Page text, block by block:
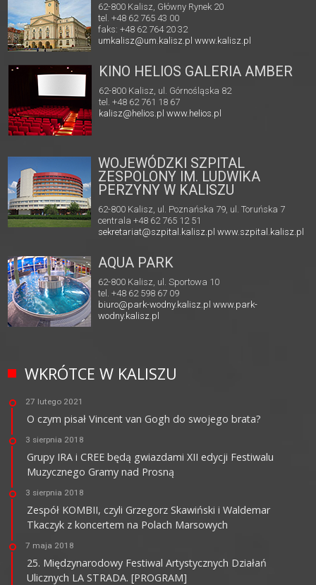
62-800 Kalisz, Główny Rynek 20
tel. +48 62 765 43 00
faks: +48 62 764 20 32
umkalisz@um.kalisz.plwww.kalisz.pl
KINO HELIOS GALERIA AMBER
62-800 Kalisz, ul. Górnośląska 82
tel. +48 62 761 18 67
kalisz@helios.pl www.helios.pl
WOJEWÓDZKI SZPITAL
ZESPOLONY IM. LUDWIKA
PERZYNY W KALISZU
62-800 Kalisz, ul. Poznańska 79, ul. Toruńska 7
centrala +48 62 765 12 51
sekretariat@szpital.kalisz.pl www.szpital.kalisz.pl
AQUA PARK
62-800 Kalisz, ul. Sportowa 10
tel. +48 62 598 67 09
biuro@park-wodny.kalisz.pl www.park-
wodny.kalisz.pl
WKRÓTCE W KALISZU
27 lutego 2021
O czym pisał Vincent van Gogh do swojego brata?
3 sierpnia 2018
Grupy IRA i CREE będą gwiazdami XII edycji Festiwalu
Muzycznego Gramy nad Prosną
3 sierpnia 2018
Zespół KOMBII, czyli Grzegorz Skawiński i Waldemar
Tkaczyk z koncertem na Polach Marsowych
7 maja 2018
25. Międzynarodowy Festiwal Artystycznych Działań
Ulicznych LA STRADA. [PROGRAM]